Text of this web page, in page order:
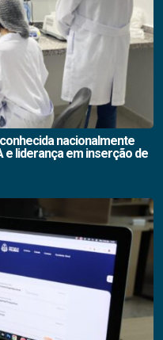
nacionalmente
e liderança em inserção de